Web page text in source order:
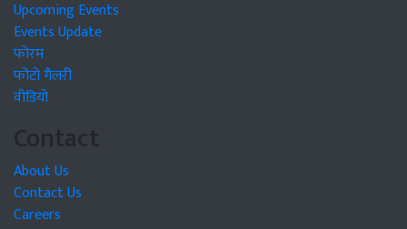
Upcoming Events
Events Update
फोरम
फोटो गैलरी
वीडियो
Contact
About Us
Contact Us
Careers